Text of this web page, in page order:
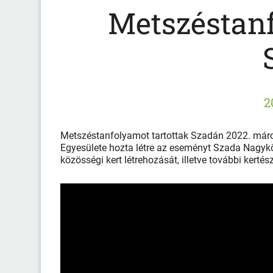
Metszéstanfolyamot tartottak Szadán 2022.
Egyesülete hozta létre az eseményt Szada
közösségi kert létrehozását, illetve további